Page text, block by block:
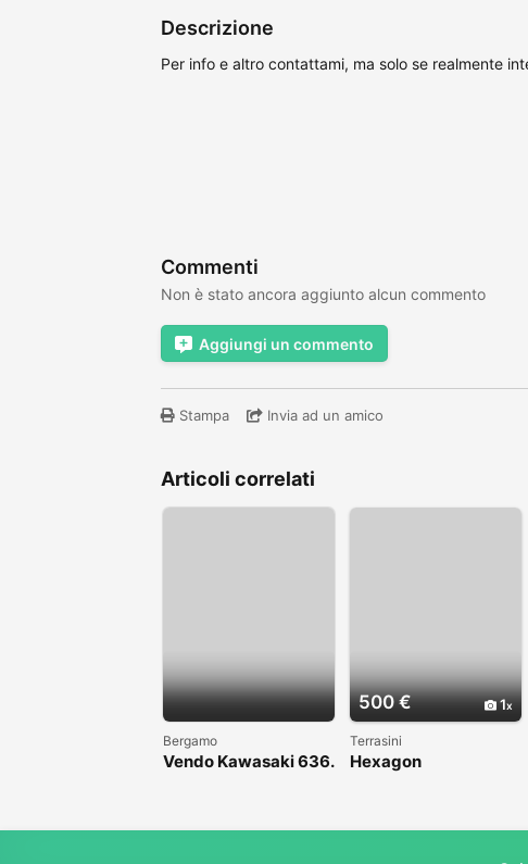
Descrizione
Per info e altro contattami, ma solo se realmente
Commenti
Non è stato ancora aggiunto alcun commento
Aggiungi un commento
Stampa Invia ad un amico
Articoli correlati
Bergamo
Vendo Kawasaki 636.
500 € 1
Terrasini
Hexagon